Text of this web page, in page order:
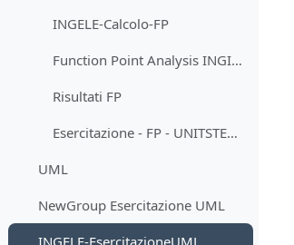
INGELE-Calcolo-FP
Function Point Analysis INGINF
Risultati FP
Esercitazione - FP - UNITSTECH
UML
NewGroup Esercitazione UML